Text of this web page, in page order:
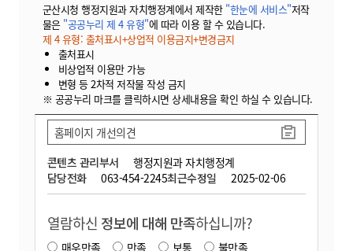
군산시청 행정지원과 자치행정계에서 제작한 "한눈에 서비스"저작
물은 "공공누리 제 4 유형"에 따라 이용 할 수 있습니다.
제 4 유형: 출처표시+상업적 이용금지+변경금지
출처표시
비상업적 이용만 가능
변형 등 2차적 저작물 작성 금지
※ 공공누리 마크를 클릭하시면 상세내용을 확인 하실 수 있습니다.
콘텐츠 관리부서
행정지원과 자치행정계
담당전화
063-454-2245최근수정일 2025-02-06
홈페이지 개선의견
열람하신 정보에 대해 만족하십니까?
매우만족 만족 보통
불만족